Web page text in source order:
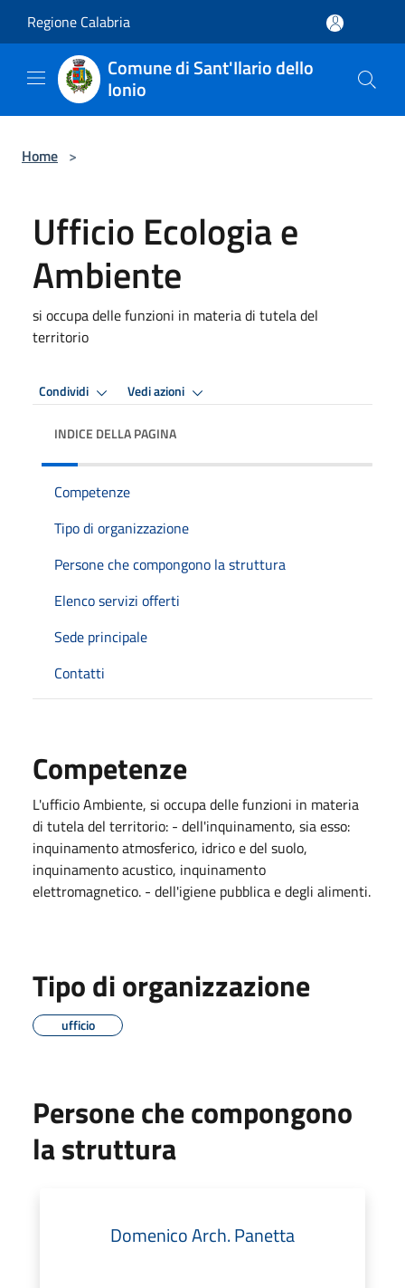
Regione Calabria
Comune di Sant'Ilario dello
Ionio
Home >
Ufficio Ecologia e
Ambiente
si occupa delle funzioni in materia di tutela del
territorio
Condividi Vedi azioni
INDICE DELLA PAGINA
Competenze
Tipo di organizzazione
Persone che compongono la struttura
Elenco servizi offerti
Sede principale
Contatti
Competenze
L'ufficio Ambiente, si occupa delle funzioni in materia
di tutela del territorio: - dell'inquinamento, sia esso:
inquinamento atmosferico, idrico e del suolo,
inquinamento acustico, inquinamento
elettromagnetico. - dell'igiene pubblica e degli alimenti.
Tipo di organizzazione
ufficio
Persone che compongono
la struttura
Domenico Arch. Panetta